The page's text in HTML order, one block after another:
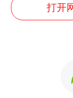
打开